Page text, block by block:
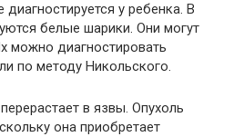
у ребенка. В
белые шарики. Они могут
можно диагностировать
по методу Никольского.
в язвы. Опухоль
она приобретает